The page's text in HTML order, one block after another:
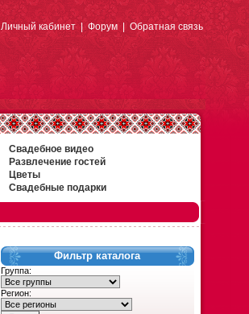
Личный кабинет|Форум| Обратная связь
Свадебное видео
Развлечение гостей
Цветы
Свадебные подарки
Фильтр каталога
Группа:
Регион: